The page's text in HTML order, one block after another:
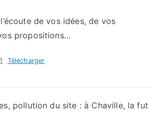
de vos idées, de vos
propositions…
Télécharger
pollution du site : à Chaville, la fut